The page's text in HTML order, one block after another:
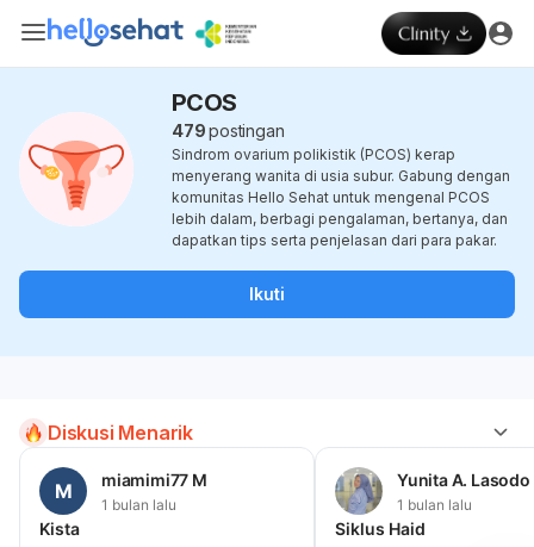
PCOS
479postingan
Sindrom ovarium polikistik (PCOS) kerap
menyerang wanita di usia subur. Gabung dengan
komunitas Hello Sehat untuk mengenal PCOS
lebih dalam, berbagi pengalaman, bertanya, dan
dapatkan tips serta penjelasan dari para pakar.
Ikuti
Diskusi Menarik
M miamimi77 M
1 bulan lalu
Kista
Yunita A. Lasodo
1 bulan lalu
Siklus Haid